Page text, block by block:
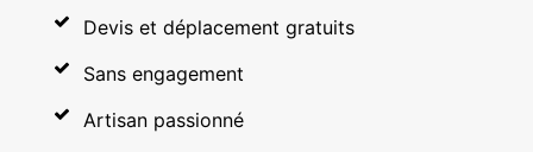
Devis et déplacement gratuits
Sans engagement
Artisan passionné